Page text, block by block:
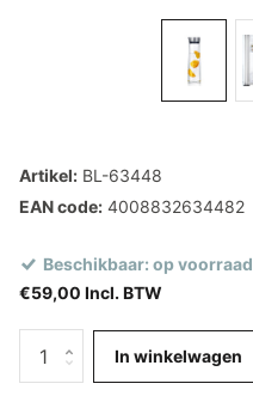
Artikel: BL-63448
EAN code: 4008832634482
Beschikbaar: op voorraad
€59,00 Incl. BTW
In winkelwagen